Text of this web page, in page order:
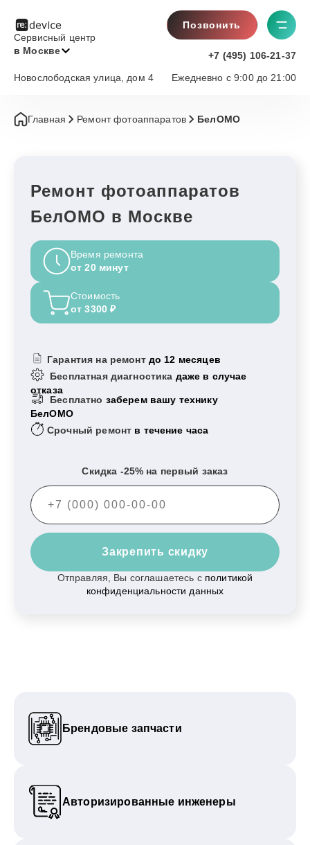
Сервисный центр
в Москве
Позвонить
+7 (495) 106-21-37
Ежедневно с 9:00 до 21:00
Новослободская улица, дом 4
Главная Ремонт фотоаппаратов БелОМО
Ремонт фотоаппаратов
БелОМО в Москве
Время ремонта
от 20 минут
Стоимость
от 3300 ₽
Гарантия на ремонт до 12 месяцев
Бесплатная диагностика даже в случае
отказа
Бесплатно заберем вашу технику
БелОМО
Срочный ремонт в течение часа
Скидка -25% на первый заказ
Закрепить скидку
Отправляя, Вы соглашаетесь с политикой
конфиденциальности данных
Брендовые запчасти
Авторизированные инженеры